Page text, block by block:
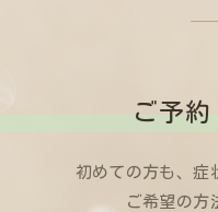
ご予
初めての方も、症
ご希望の方